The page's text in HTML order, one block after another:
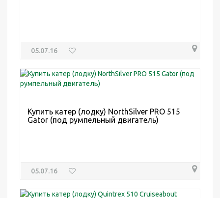
05.07.16
Купить катер (лодку) NorthSilver PRO 515
Gator (под румпельный двигатель)
05.07.16